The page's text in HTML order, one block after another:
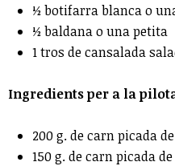
½ botifarra blanca o
½ baldana o una petita
1 tros de cansalada
Ingredients per a la
200 g. de carn picada
150 g. de carn picada